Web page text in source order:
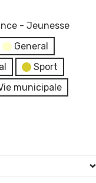
- Jeunesse
General
Sport
municipale